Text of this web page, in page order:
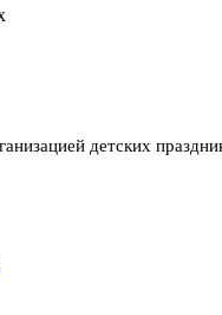
детских